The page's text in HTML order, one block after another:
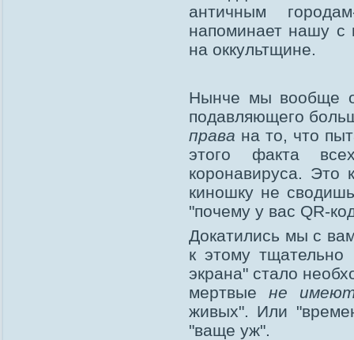
античным
напоминает нашу с
на оккультщине.
Нынче мы вообще
подавляющего
права на то, что
этого факта
коронавируса.
киношку не
"почему у вас QR-
Докатились мы с
к этому
экрана" стало
мертвыене
живых". Или
"ваще уж".